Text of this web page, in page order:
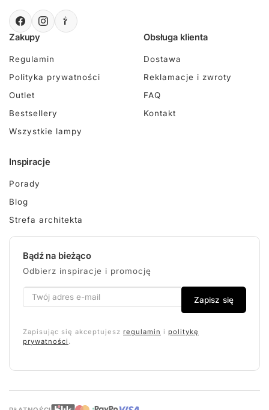
Zakupy
Regulamin
Polityka prywatności
Outlet
Bestsellery
Wszystkie lampy
Obsługa klienta
Dostawa
Reklamacje i zwroty
FAQ
Kontakt
Inspiracje
Porady
Blog
Strefa architekta
Bądź na bieżąco
Odbierz inspiracje i promocję
Zapisz się
Zapisując się akceptujesz regulamin i politykę
prywatności .